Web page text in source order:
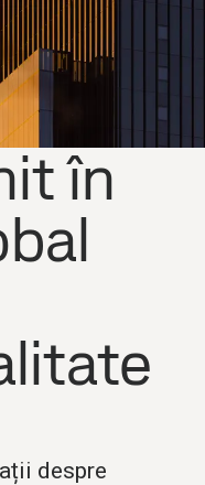
în
despre